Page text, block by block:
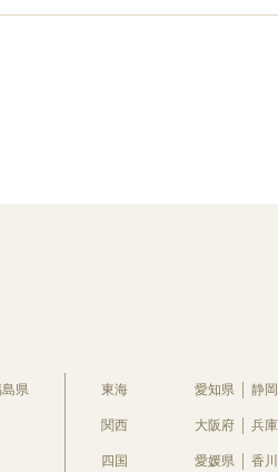
県 東海 愛知県 静
関西 大阪府 兵
四国 愛媛県 香